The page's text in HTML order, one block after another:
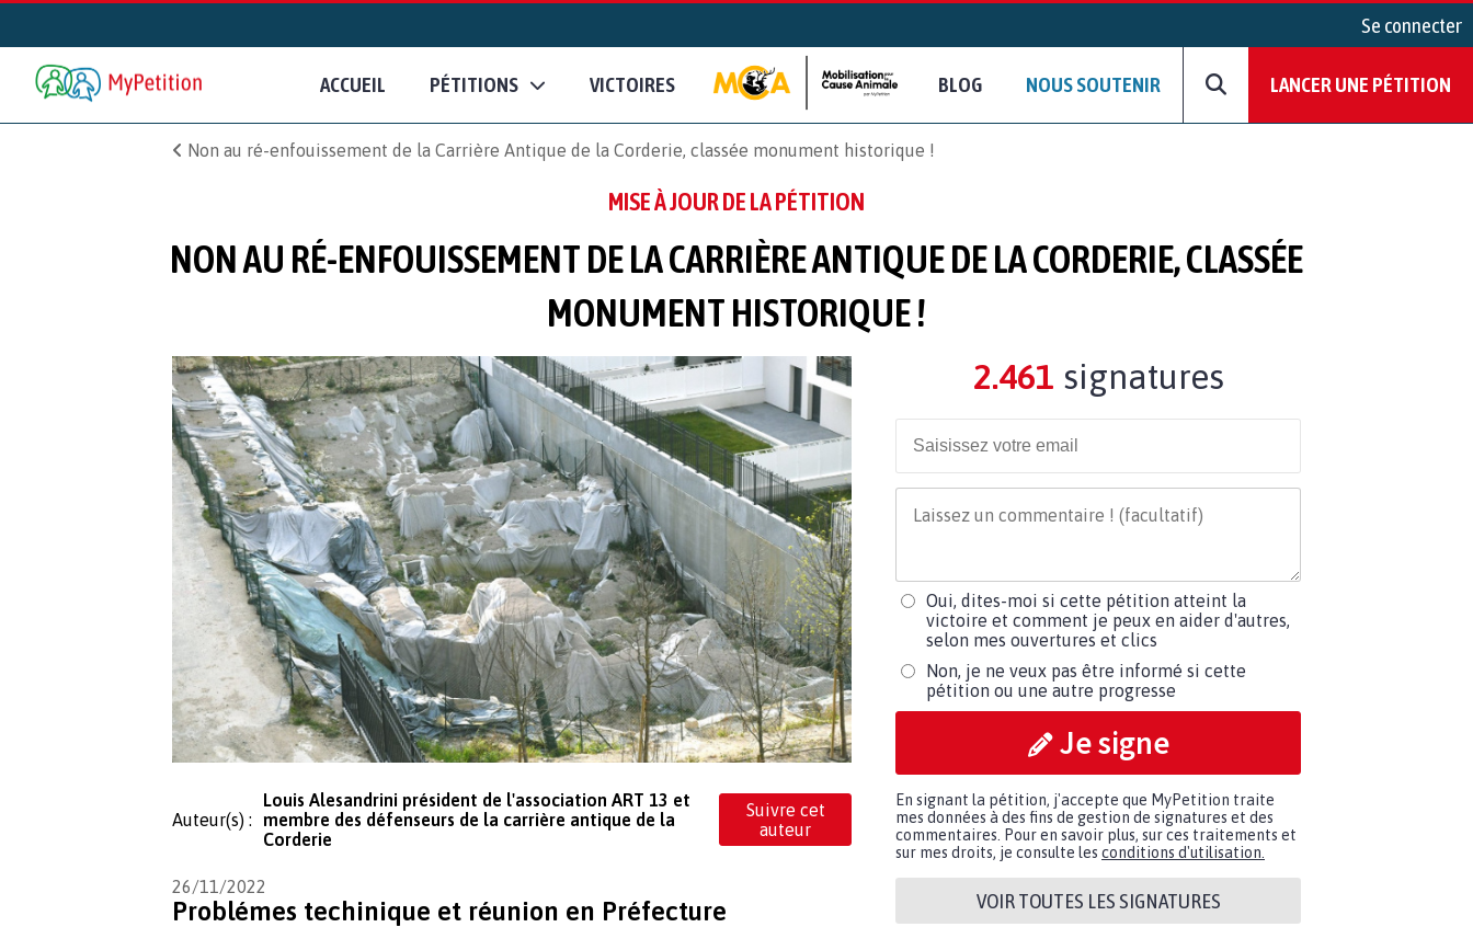
Se connecter
ACCUEIL PÉTITIONS VICTOIRES BLOG NOUS SOUTENIR LANCER UNE PÉTITION
Non au ré-enfouissement de la Carrière Antique de la Corderie, classée monument historique !
MISE À JOUR DE LA PÉTITION
NON AU RÉ-ENFOUISSEMENT DE LA CARRIÈRE ANTIQUE DE LA CORDERIE, CLASSÉE
MONUMENT HISTORIQUE !
Auteur(s) :
Louis Alesandrini président de l'association ART 13 et
membre des défenseurs de la carrière antique de la
Corderie
Suivre cet
auteur
26/11/2022
Problémes techinique et réunion en Préfecture
2.461 signatures
Oui, dites-moi si cette pétition atteint la
victoire et comment je peux en aider d'autres,
selon mes ouvertures et clics
Non, je ne veux pas être informé si cette
pétition ou une autre progresse
Je signe
En signant la pétition, j'accepte que MyPetition traite
mes données à des fins de gestion de signatures et des
commentaires. Pour en savoir plus, sur ces traitements et
sur mes droits, je consulte les conditions d'utilisation.
VOIR TOUTES LES SIGNATURES